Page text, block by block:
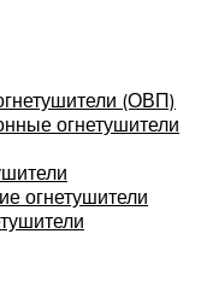
(ОВП)
огнетушители
огнетушители